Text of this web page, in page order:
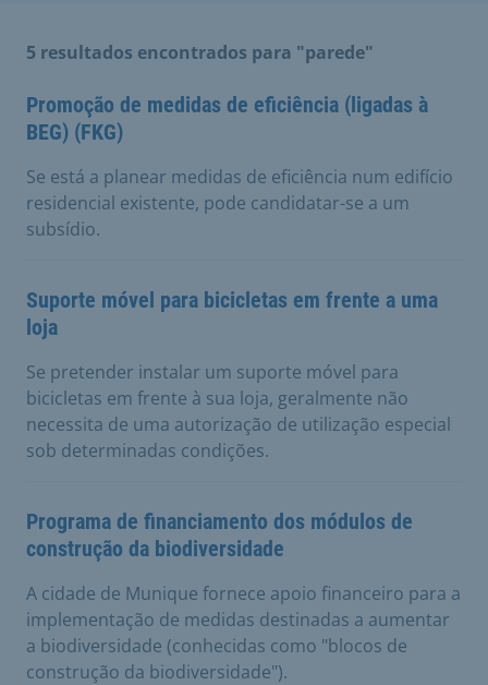
5 resultados encontrados para "parede"
Promoção de medidas de eficiência (ligadas à
BEG) (FKG)
Se está a planear medidas de eficiência num edifício
residencial existente, pode candidatar-se a um
subsídio.
Suporte móvel para bicicletas em frente a uma
loja
Se pretender instalar um suporte móvel para
bicicletas em frente à sua loja, geralmente não
necessita de uma autorização de utilização especial
sob determinadas condições.
Programa de financiamento dos módulos de
construção da biodiversidade
A cidade de Munique fornece apoio financeiro para a
implementação de medidas destinadas a aumentar
a biodiversidade (conhecidas como "blocos de
construção da biodiversidade").